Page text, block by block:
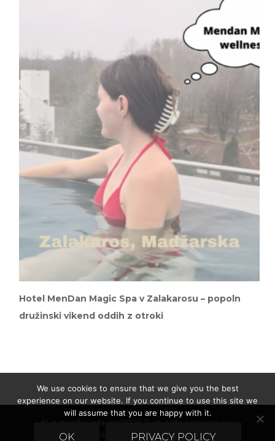
Hotel MenDan Magic Spa v Zalakarosu – popoln
družinski vikend oddih z otroki
© Avtorske pravice2026 Just Ajda
. Vse pravice
pridržane.
Blossom Fashion | RazvilBlossom
We use cookies to ensure that we give you the best
experience on our website. If you continue to use this site we
will assume that you are happy with it.
OK PRIVACY POLICY